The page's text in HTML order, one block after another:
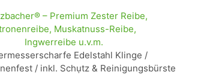
– Premium Zester Reibe,
Muskatnuss-Reibe,
Ingwerreibe u.v.m.
Edelstahl Klinge /
/ inkl. Schụtz & Reinigungsbürste